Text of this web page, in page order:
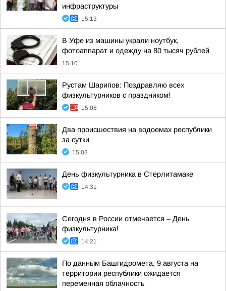
инфраструктуры
15:13
В Уфе из машины украли ноутбук,
фотоаппарат и одежду на 80 тысяч рублей
15:10
Рустам Шарипов: Поздравляю всех
физкультурников с праздником!
15:06
Два происшествия на водоемах республики
за сутки
15:03
День физкультурника в Стерлитамаке
14:31
Сегодня в России отмечается – День
физкультурника!
14:21
По данным Башгидромета, 9 августа на
территории республики ожидается
переменная облачность